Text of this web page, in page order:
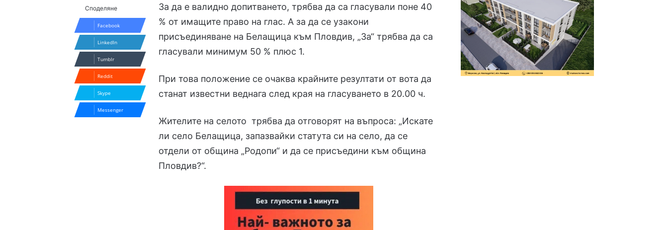
За да е валидно допитването, трябва да са гласували поне 40
% от имащите право на глас. А за да се узакони
присъединяване на Белащица към Пловдив, „За“ трябва да са
гласували минимум 50 % плюс 1.
При това положение се очаква крайните резултати от вота да
станат известни веднага след края на гласуването в 20.00 ч.
Жителите на селото трябва да отговорят на въпроса: „Искате
ли село Белащица, запазвайки статута си на село, да се
отдели от община „Родопи“ и да се присъедини към община
Пловдив?“.
Споделяне
Facebook
LinkedIn
Tumblr
Reddit
Skype
Messenger